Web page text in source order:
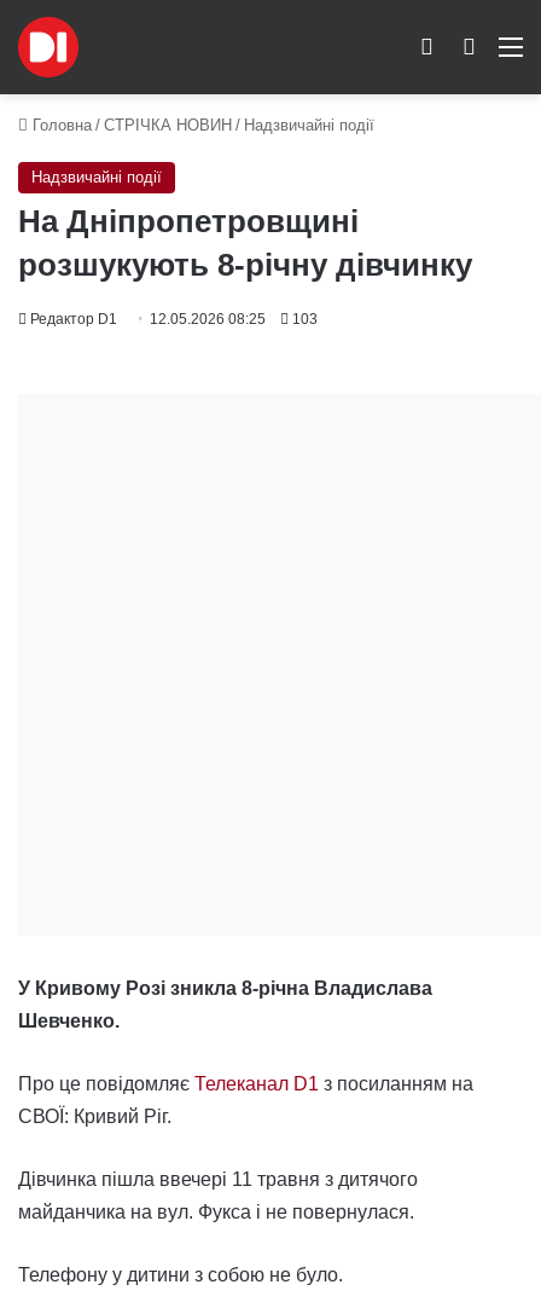
Пошук
Switch skin
Головна / СТРІЧКА НОВИН / Надзвичайні події
Надзвичайні події
На Дніпропетровщині
розшукують 8-річну дівчинку
Редактор D1 12.05.2026 08:25 103
У Кривому Розі зникла 8-річна Владислава
Шевченко.
Про це повідомляє Телеканал D1 з посиланням на
СВОЇ: Кривий Ріг.
Дівчинка пішла ввечері 11 травня з дитячого
майданчика на вул. Фукса і не повернулася.
Телефону у дитини з собою не було.